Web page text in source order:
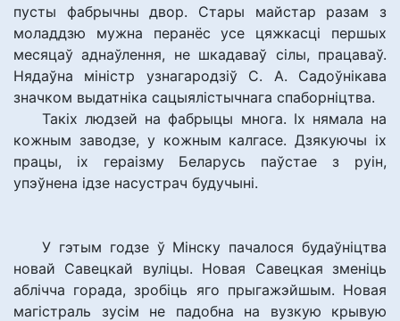
пусты фабрычны двор. Стары майстар разам з
моладдзю мужна перанёс усе цяжкасці першых
месяцаў аднаўлення, не шкадаваў сілы, працаваў.
Нядаўна міністр узнагародзіў С. А. Садоўнікава
значком выдатніка сацыялістычнага спаборніцтва.
Такіх людзей на фабрыцы многа. Іх нямала на
кожным заводзе, у кожным калгасе. Дзякуючы іх
працы, іх гераізму Беларусь паўстае з руін,
упэўнена ідзе насустрач будучыні.
У гэтым годзе ў Мінску пачалося будаўніцтва
новай Савецкай вуліцы. Новая Савецкая зменіць
аблічча горада, зробіць яго прыгажэйшым. Новая
магістраль зусім не падобна на вузкую крывую